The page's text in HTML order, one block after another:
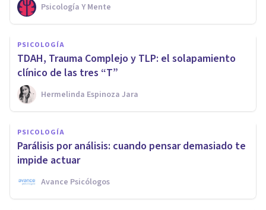
Psicología Y Mente
PSICOLOGÍA
TDAH, Trauma Complejo y TLP: el solapamiento
clínico de las tres “T”
Hermelinda Espinoza Jara
PSICOLOGÍA
Parálisis por análisis: cuando pensar demasiado te
impide actuar
Avance Psicólogos